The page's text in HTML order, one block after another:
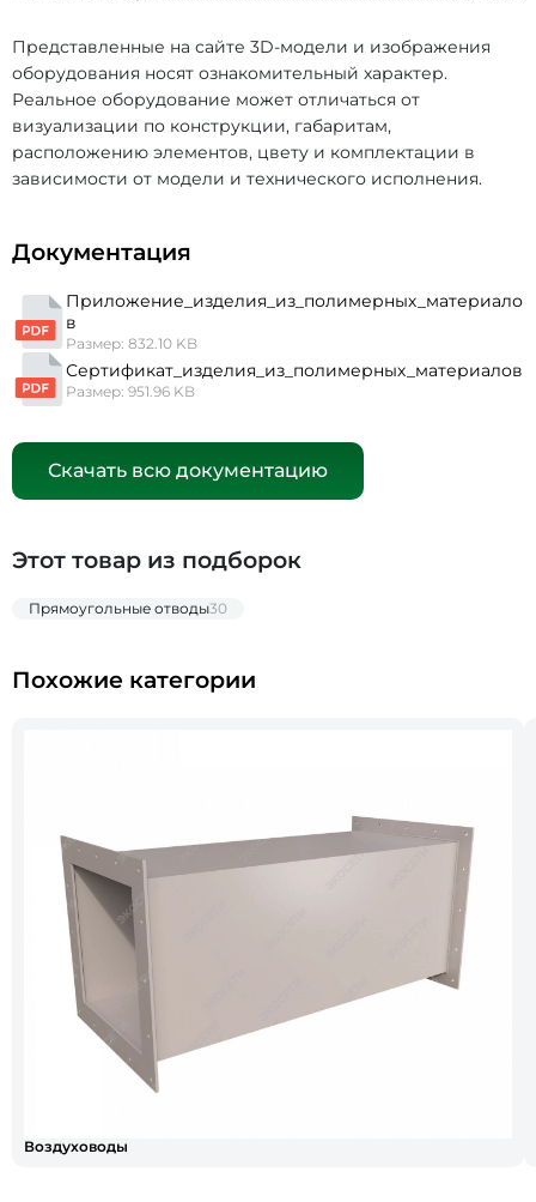
Представленные на сайте 3D-модели и изображения
оборудования носят ознакомительный характер.
Реальное оборудование может отличаться от
визуализации по конструкции, габаритам,
расположению элементов, цвету и комплектации в
зависимости от модели и технического исполнения.
Документация
Приложение_изделия_из_полимерных_материало
в
Размер: 832.10 KB
Сертификат_изделия_из_полимерных_материалов
Размер: 951.96 KB
Скачать всю документацию
Этот товар из подборок
Прямоугольные отводы30
Похожие категории
Воздуховоды